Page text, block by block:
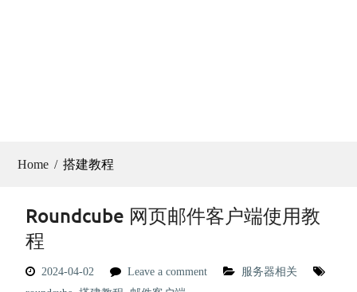
Home 搭建教程
Roundcube 网页邮件客户端使用教
程
2024-04-02 Leave a comment
服务器相关